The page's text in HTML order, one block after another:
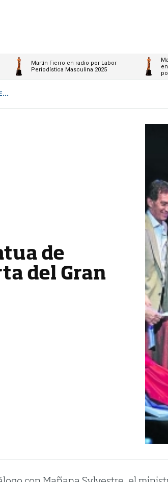
Martín Fierro en radio por Labor
Periodística Masculina 2025
de
del Gran